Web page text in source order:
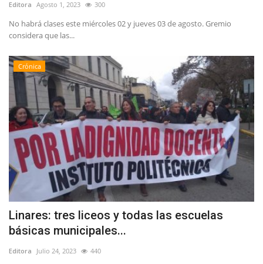
Editora Agosto 1, 2023 300
No habrá clases este miércoles 02 y jueves 03 de agosto. Gremio
considera que las...
Crónica
Linares: tres liceos y todas las escuelas
básicas municipales...
Editora Julio 24, 2023 440